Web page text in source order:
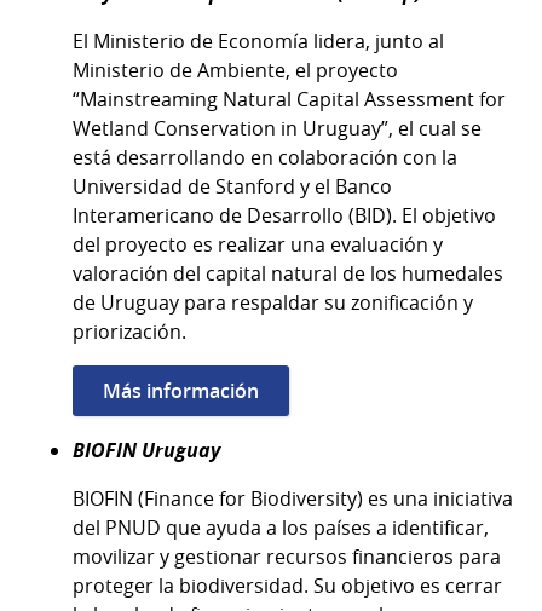
El Ministerio de Economía lidera, junto al
Ministerio de Ambiente, el proyecto
“Mainstreaming Natural Capital Assessment for
Wetland Conservation in Uruguay”, el cual se
está desarrollando en colaboración con la
Universidad de Stanford y el Banco
Interamericano de Desarrollo (BID). El objetivo
del proyecto es realizar una evaluación y
valoración del capital natural de los humedales
de Uruguay para respaldar su zonificación y
priorización.
Más información
BIOFIN Uruguay
BIOFIN (Finance for Biodiversity) es una iniciativa
del PNUD que ayuda a los países a identificar,
movilizar y gestionar recursos financieros para
proteger la biodiversidad. Su objetivo es cerrar